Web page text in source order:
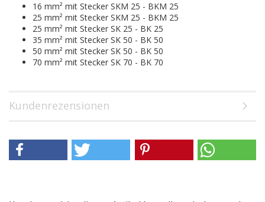
16 mm² mit Stecker SKM 25 - BKM 25
25 mm² mit Stecker SKM 25 - BKM 25
25 mm² mit Stecker SK 25 - BK 25
35 mm² mit Stecker SK 50 - BK 50
50 mm² mit Stecker SK 50 - BK 50
70 mm² mit Stecker SK 70 - BK 70
Kundenrezensionen